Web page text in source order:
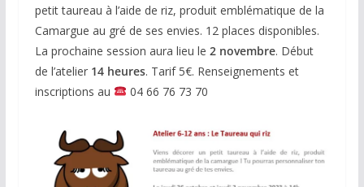
petit taureau à l’aide de riz, produit emblématique de la
Camargue au gré de ses envies. 12 places disponibles.
La prochaine session aura lieu le 2 novembre. Début
de l’atelier 14 heures. Tarif 5€. Renseignements et
inscriptions au
04 66 76 73 70